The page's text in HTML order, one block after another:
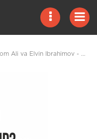
va Elvin Ibrahimov - Dard 2020 mp3 скачать